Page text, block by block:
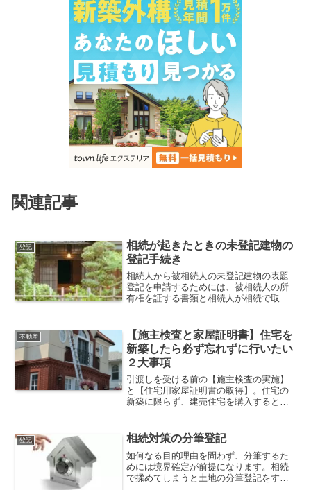
関連記事
登記
相続が起きたときの未登記建物の
登記手続き
相続人から被相続人の未登記建物の表題
登記を申請するためには、被相続人の所
有権を証する書類と相続人が相続で取得
不動産
【施主検査と家屋証明書】住宅を
新築したら必ず忘れずに行いたい
２大事項
引渡しを受ける前の【施主検査の実施】
と【住宅用家屋証明書の取得】。住宅の
新築に限らず、建売住宅を購入するとき
事項。
登記 相続対策の分筆登記
如何なる目的理由を問わず、分筆するた
めには境界確定が前提になります。相続
で揉めてしまうと土地の分筆登記をする